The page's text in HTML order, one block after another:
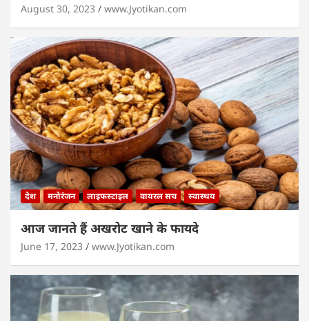
August 30, 2023 www.Jyotikan.com
देश मनोरंजन लाइफस्टाइल वायरल सच स्वास्थय
आज जानते हैं अखरोट खाने के फायदे
June 17, 2023 www.Jyotikan.com